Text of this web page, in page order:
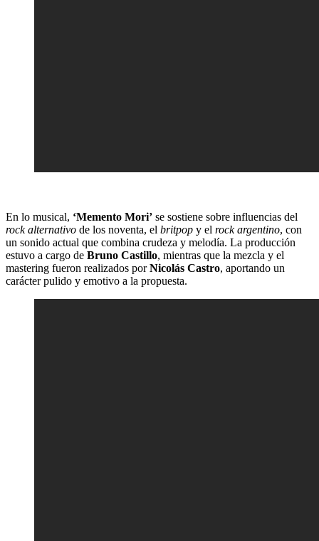
En lo musical, ‘Memento Mori’ se sostiene sobre influencias del
rock alternativo de los noventa, el britpop y el rock argentino, con
un sonido actual que combina crudeza y melodía. La producción
estuvo a cargo de Bruno Castillo, mientras que la mezcla y el
mastering fueron realizados porNicolás Castro, aportando un
carácter pulido y emotivo a la propuesta.